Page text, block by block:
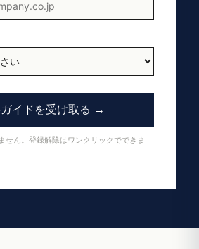
イドを受け取る →
せん。登録解除はワンクリックでできま